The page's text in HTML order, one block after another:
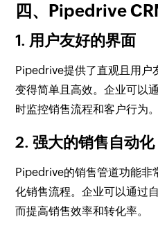
四、Pipedrive
1. 用户友好的界面
Pipedrive提供了直观且用户
变得简单且高效。企业可以
时监控销售流程和客户行为。
2. 强大的销售自动化
Pipedrive的销售管道功能非
化销售流程。企业可以通过
而提高销售效率和转化率。